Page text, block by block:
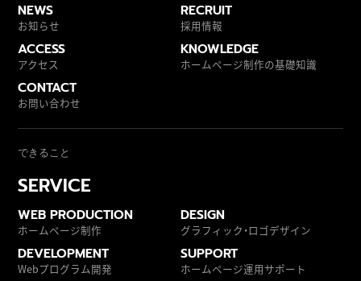
NEWS
お知らせ
RECRUIT
採用情報
ACCESS
アクセス
KNOWLEDGE
ホームページ制作の基礎知識
CONTACT
お問い合わせ
できること
SERVICE
WEB PRODUCTION
ホームページ制作
DESIGN
グラフィック・ロゴデザイン
DEVELOPMENT
Webプログラム開発
SUPPORT
ホームページ運用サポート